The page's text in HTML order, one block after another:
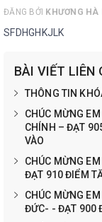
ĐĂNG BỞI KHƯƠNG HÀ
SFDHGHKJLK
BÀI VIẾT LIÊN
THÔNG TIN
CHÚC MỪNG
CHÍNH – ĐẠT
VÀO
CHÚC MỪNG
ĐẠT 910 ĐIỂM
CHÚC MỪNG
ĐỨC- - ĐẠT 900